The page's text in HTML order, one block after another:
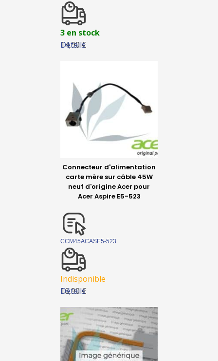
Détails
3 en stock
14,90 €
Détails
Connecteur d'alimentation
carte mère sur câble 45W
neuf d'origine Acer pour
Acer Aspire E5-523
CCM45ACASE5-523
Indisponible
16,90 €